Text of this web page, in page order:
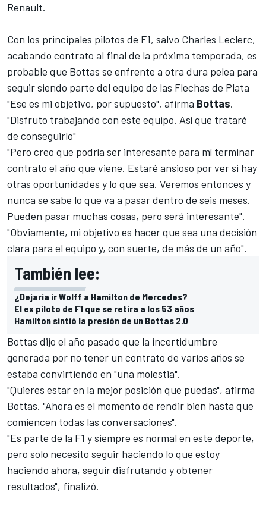
Renault.
Con los principales pilotos de F1, salvo Charles Leclerc,
acabando contrato al final de la próxima temporada, es
probable que Bottas se enfrente a otra dura pelea para
seguir siendo parte del equipo de las Flechas de Plata
"Ese es mi objetivo, por supuesto", afirma Bottas.
"Disfruto trabajando con este equipo. Así que trataré
de conseguirlo"
"Pero creo que podría ser interesante para mí terminar
contrato el año que viene. Estaré ansioso por ver si hay
otras oportunidades y lo que sea. Veremos entonces y
nunca se sabe lo que va a pasar dentro de seis meses.
Pueden pasar muchas cosas, pero será interesante".
"Obviamente, mi objetivo es hacer que sea una decisión
clara para el equipo y, con suerte, de más de un año".
También lee:
¿Dejaría ir Wolff a Hamilton de Mercedes?
El ex piloto de F1 que se retira a los 53 años
Hamilton sintió la presión de un Bottas 2.0
Bottas dijo el año pasado que la incertidumbre
generada por no tener un contrato de varios años se
estaba convirtiendo en "una molestia".
"Quieres estar en la mejor posición que puedas", afirma
Bottas. "Ahora es el momento de rendir bien hasta que
comiencen todas las conversaciones".
"Es parte de la F1 y siempre es normal en este deporte,
pero solo necesito seguir haciendo lo que estoy
haciendo ahora, seguir disfrutando y obtener
resultados", finalizó.